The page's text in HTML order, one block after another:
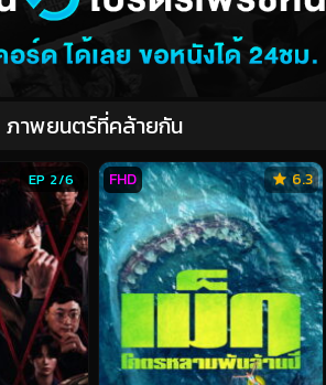
ภาพยนตร์ที่คล้ายกัน
EP 2/6 6.3
FHD